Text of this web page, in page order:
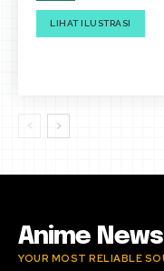
LIHAT ILUSTRASI
Anime
YOUR MOST RELIABLE